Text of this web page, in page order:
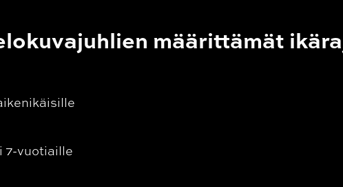
määrittämät
7-vuotiaille